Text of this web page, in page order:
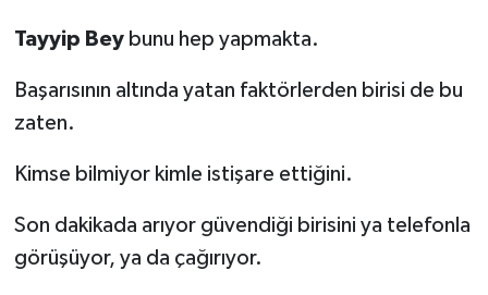
Tayyip Beybunu hep yapmakta.
Başarısının altında yatan faktörlerden birisi de bu
zaten.
Kimse bilmiyor kimle istişare ettiğini.
Son dakikada arıyor güvendiği birisini ya telefonla
görüşüyor, ya da çağırıyor.